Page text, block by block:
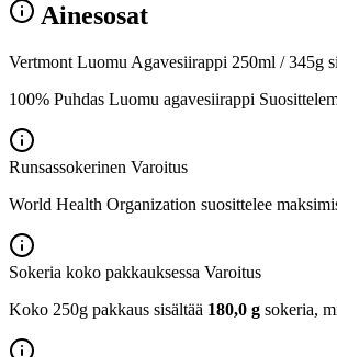
Ainesosat
Vertmont Luomu Agavesiirappi 250ml / 345g
100% Puhdas Luomu agavesiirappi
Runsassokerinen Varoitus
World Health Organization suosittelee
Sokeria koko pakkauksessa Varoitus
Koko 250g pakkaus sisältää 180,0 g sokeria,